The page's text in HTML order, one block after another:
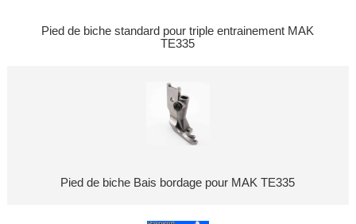
Pied de biche standard pour triple entrainement MAK
TE335
Pied de biche Bais bordage pour MAK TE335